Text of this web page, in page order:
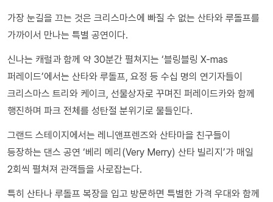
가장 눈길을 끄는 것은 크리스마스에 빠질 수 없는 산타와 루돌프를
가까이서 만나는 특별 공연이다.
신나는 캐럴과 함께 약 30분간 펼쳐지는 ‘블링블링 X-mas
퍼레이드’에서는 산타와 루돌프, 요정 등 수십 명의 연기자들이
크리스마스 트리와 케이크, 선물상자로 꾸며진 퍼레이드카와 함께
행진하며 파크 전체를 성탄절 분위기로 물들인다.
그랜드 스테이지에서는 레니앤프렌즈와 산타마을 친구들이
등장하는 댄스 공연 ‘베리 메리(Very Merry) 산타 빌리지’가 매일
2회씩 펼쳐져 관객들을 사로잡는다.
특히 산타나 루돌프 복장을 입고 방문하면 특별한 가격 우대와 함께